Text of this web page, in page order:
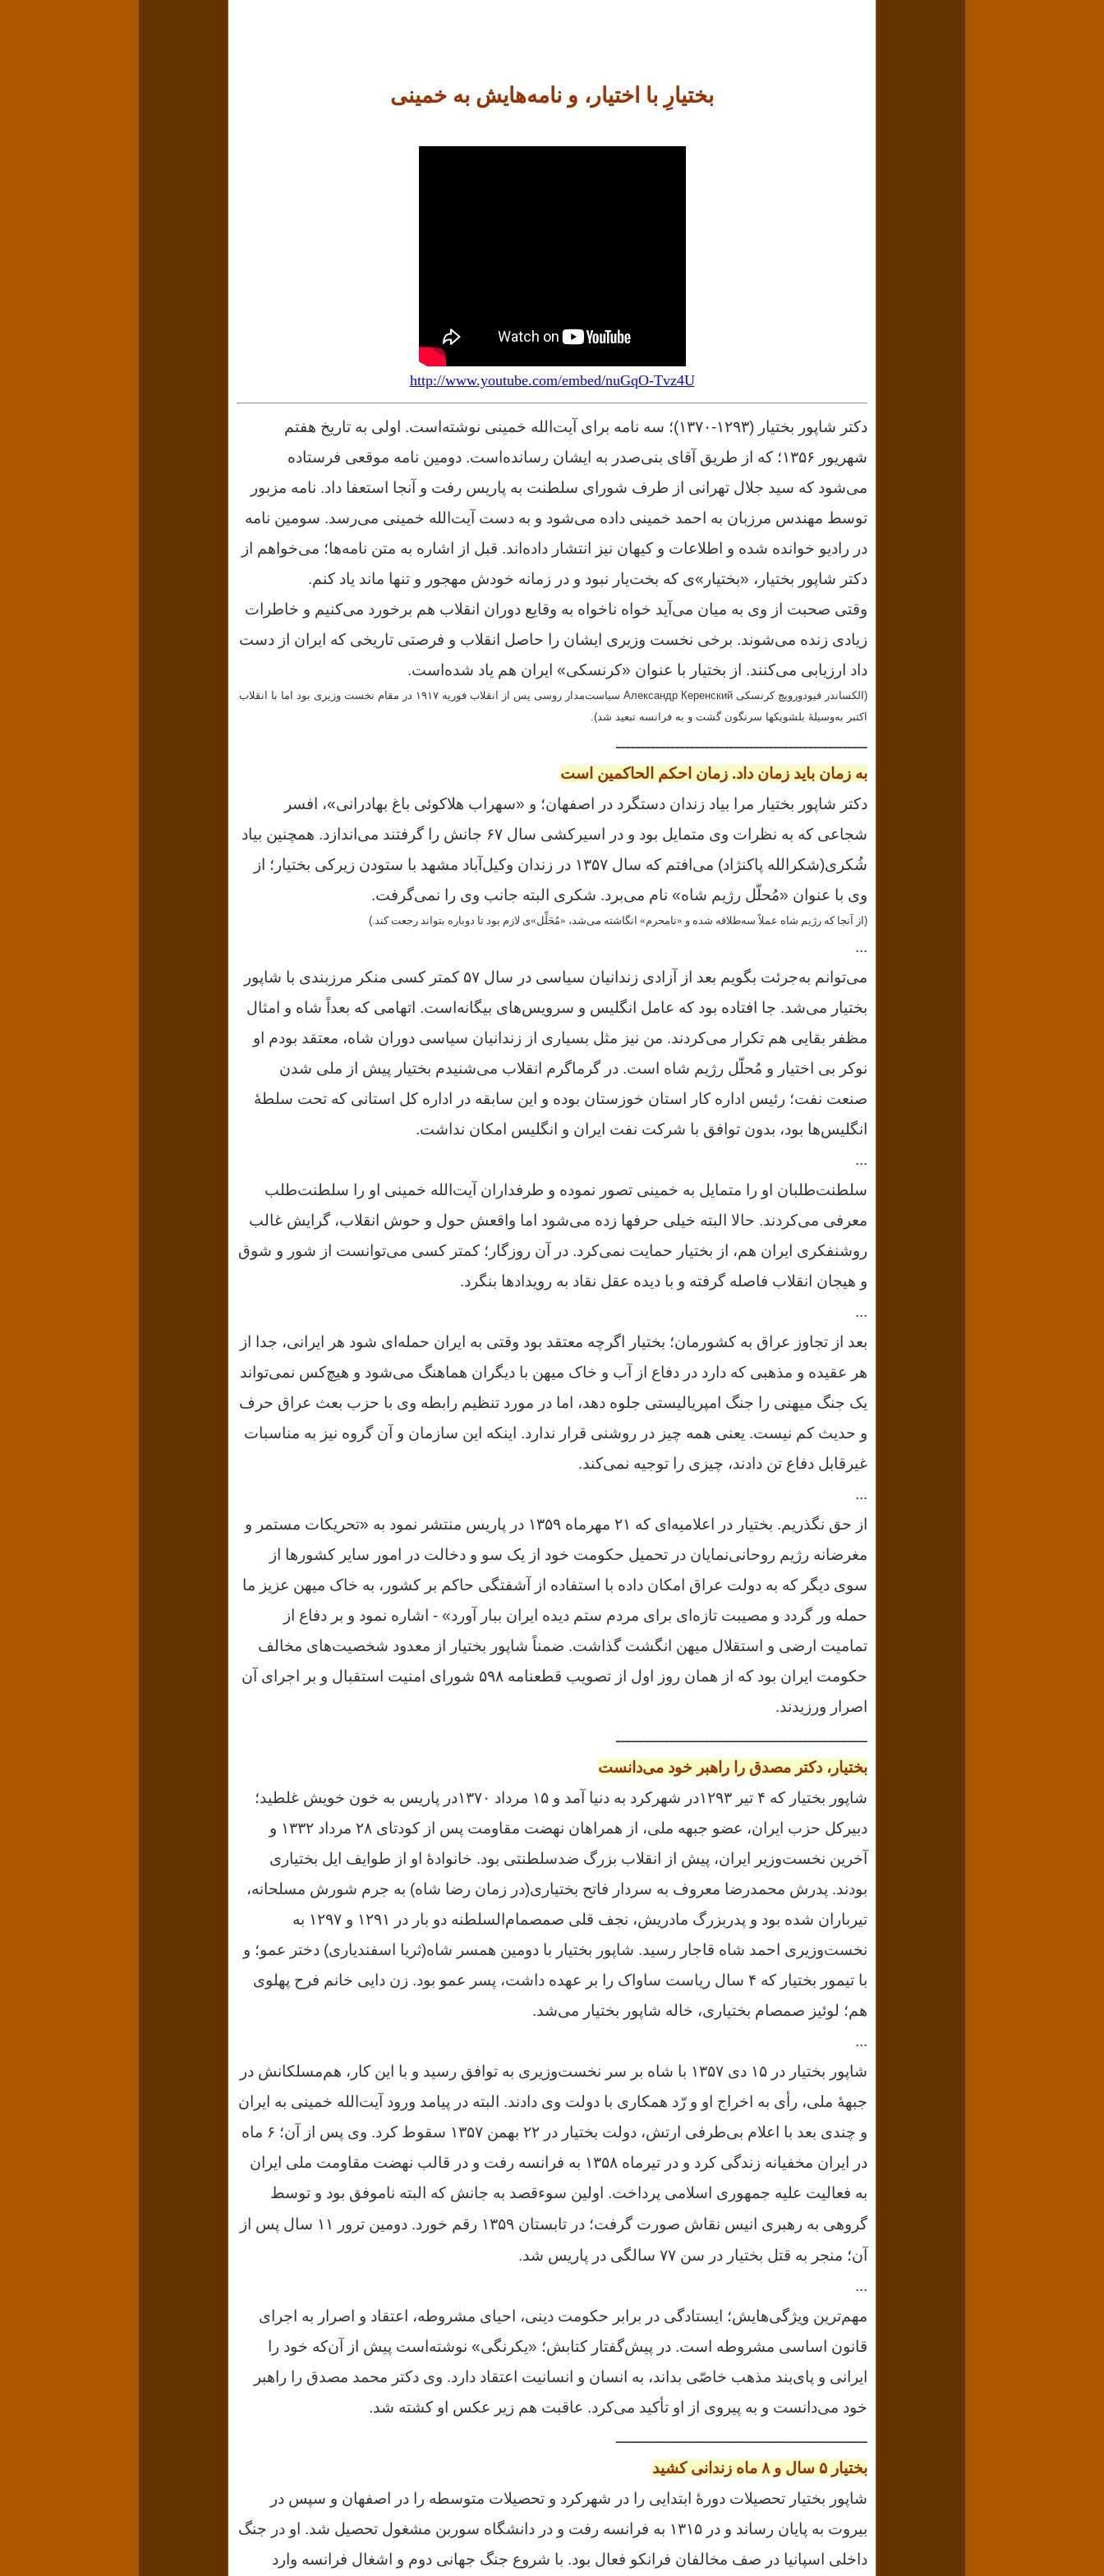
بختیارِ با اختیار، و نامه‌هایش به خمینی
http://www.youtube.com/embed/nuGqO-Tvz4U
دکتر شاپور بختیار (۱۲۹۳-۱۳۷۰)؛ سه نامه برای آیت‌الله خمینی نوشته‌است.
اولی به تاریخ هفتم
شهریور ۱۳۵۶؛ که از طریق آقای بنی‌صدر به ایشان رسانده‌است.
دومین نامه موقعی فرستاده
می‌شود که سید جلال تهرانی از طرف شورای سلطنت به پاریس رفت و آنجا استعفا داد. نامه مزبور
توسط مهندس مرزبان به احمد خمینی داده می‌شود و به دست آیت‌الله خمینی می‌رسد. سومین نامه
در رادیو خوانده شده و اطلاعات و کیهان نیز انتشار داده‌اند. قبل از اشاره به متن نامه‌ها؛ می‌خواهم از
دکتر شاپور بختیار، «بختیار»ی که بخت‌یار نبود و در زمانه خودش مهجور و تنها ماند یاد کنم.
وقتی صحبت از وی به میان می‌آید خواه ناخواه به وقایع دوران انقلاب هم برخورد می‌کنیم و خاطرات
زیادی زنده می‌شوند. برخی نخست وزیری ایشان را حاصل انقلاب و فرصتی تاریخی که ایران از دست
داد ارزیابی می‌کنند. از بختیار با عنوان «کرنسکی» ایران هم یاد شده‌است.
(الکساندر فیودورویچ کرنسکی Александр Керенский سیاست‌مدار روسی پس از انقلاب فوریه ۱۹۱۷ در مقام نخست وزیری بود اما با انقلاب
اکتبر به‌وسیلهٔ بلشویکها سرنگون گشت و به فرانسه تبعید شد).
ـــــــــــــــــــــــــــــــــــــــــــــــــــ
به زمان باید زمان داد. زمان احکم الحاکمین است
دکتر شاپور بختیار مرا بیاد زندان دستگرد در اصفهان؛ و «سهراب هلاکوئی باغ بهادرانی»، افسر
شجاعی که به نظرات وی متمایل بود و در اسیرکشی سال ۶۷ جانش را گرفتند می‌اندازد.
همچنین بیاد
شُکری(شکرالله پاکنژاد) می‌افتم که سال ۱۳۵۷ در زندان وکیل‌آباد مشهد با ستودن زیرکی بختیار؛ از
وی با عنوان «مُحلّل رژیم شاه» نام می‌برد. شکری البته جانب وی را نمی‌گرفت.
( از آنجا که رژیم شاه عملاً سه‌طلاقه شده و «نامحرم» انگاشته می‌شد، «مُحَلِّل»ی لازم بود تا دوباره بتواند رجعت کند. )
...
می‌توانم به‌جرئت بگویم بعد از آزادی زندانیان سیاسی در سال ۵۷ کمتر کسی منکر مرزبندی با شاپور
بختیار می‌شد. جا افتاده بود که عامل انگلیس و سرویس‌های بیگانه‌است. اتهامی که بعداً شاه و امثال
مظفر بقایی هم تکرار می‌کردند. من نیز مثل بسیاری از زندانیان سیاسی دوران شاه، معتقد بودم او
نوکر بی اختیار و مُحلّل رژیم شاه است. در گرماگرم انقلاب می‌شنیدم بختیار پیش از ملی شدن
صنعت نفت؛ رئیس اداره کار استان خوزستان بوده و این سابقه‌ در اداره کل استانی که تحت سلطۀ
انگلیس‌ها بود، بدون توافق با شرکت نفت ایران و انگلیس امکان نداشت.
...
سلطنت‌طلبان او را متمایل به خمینی تصور نموده و طرفداران آیت‌الله خمینی او را سلطنت‌طلب
معرفی می‌کردند. حالا البته خیلی حرفها زده می‌شود اما واقعش حول و حوش انقلاب، گرایش غالب
روشنفکری ایران هم، از بختیار حمایت نمی‌کرد. در آن روزگار؛ کمتر کسی می‌توانست از شور و شوق
و هیجان انقلاب فاصله گرفته و با دیده عقل نقاد به رویدادها بنگرد.
...
بعد از تجاوز عراق به کشورمان؛ بختیار اگرچه معتقد بود وقتی به ایران حمله‌ای شود هر ایرانی، جدا از
هر عقیده و مذهبی که دارد در دفاع از آب و خاک میهن با دیگران هماهنگ می‌شود و هیچ‌کس نمی‌تواند
یک جنگ میهنی را جنگ امپریالیستی جلوه دهد، اما در مورد تنظیم رابطه وی با حزب بعث عراق حرف
و حدیث کم نیست. یعنی همه چیز در روشنی قرار ندارد. اینکه این سازمان و آن گروه نیز به مناسبات
غیرقابل دفاع تن دادند، چیزی را توجیه نمی‌کند.
...
از حق نگذریم. بختیار در اعلامیه‌ای که ۲۱ مهرماه ۱۳۵۹ در پاریس منتشر نمود به «تحریکات مستمر و
مغرضانه رژیم روحانی‌نمایان در تحمیل حکومت خود از یک سو و دخالت در امور سایر کشورها از
سوی دیگر که به دولت عراق امکان داده با استفاده از آشفتگی حاکم بر کشور، به خاک میهن عزیز ما
حمله ور گردد و مصیبت تازه‌ای برای مردم ستم دیده ایران ببار آورد» - اشاره نمود و بر دفاع از
تمامیت ارضی و استقلال میهن انگشت گذاشت. ضمناً شاپور بختیار از معدود شخصیت‌های مخالف
حکومت ایران بود که از همان روز اول از تصویب قطعنامه ۵۹۸ شورای امنیت استقبال و بر اجرای آن
اصرار ورزیدند.
ـــــــــــــــــــــــــــــــــــــــــــــــــــ
بختیار، دکتر مصدق را راهبر خود می‌دانست
شاپور بختیار که ۴ تیر ۱۲۹۳در شهرکرد به دنیا آمد و ۱۵ مرداد ۱۳۷۰در پاریس به خون خویش غلطید؛
دبیرکل حزب ایران، عضو جبهه ملی، از همراهان نهضت مقاومت پس از کودتای ۲۸ مرداد ۱۳۳۲ و
آخرین نخست‌وزیر ایران، پیش از انقلاب بزرگ ضدسلطنتی بود. خانوادهٔ او از طوایف ایل بختیاری
بودند. پدرش محمدرضا معروف به سردار فاتح بختیاری(در زمان رضا شاه) به جرم شورش مسلحانه،
تیرباران شده بود و پدربزرگ مادریش، نجف قلی صمصمام‌السلطنه دو بار در ۱۲۹۱ و ۱۲۹۷ به
نخست‌وزیری احمد شاه قاجار رسید. شاپور بختیار با دومین همسر شاه(ثریا اسفندیاری) دختر عمو؛ و
با تیمور بختیار که ۴ سال ریاست ساواک را بر عهده داشت، پسر عمو بود. زن دایی خانم فرح پهلوی
هم؛ لوئیز صمصام بختیاری، خاله شاپور بختیار می‌شد.
...
شاپور بختیار در ۱۵ دی ۱۳۵۷ با شاه بر سر نخست‌وزیری به توافق رسید و با این کار، هم‌مسلکانش در
جبههٔ ملی، رأی به اخراج او و رّد همکاری با دولت وی دادند. البته در پیامد ورود آیت‌الله خمینی به ایران
و چندی بعد با اعلام بی‌طرفی ارتش، دولت بختیار در ۲۲ بهمن ۱۳۵۷ سقوط کرد.
وی پس از آن؛ ۶ ماه
در ایران مخفیانه زندگی کرد و در تیرماه ۱۳۵۸ به فرانسه رفت و در قالب نهضت مقاومت ملی ایران
به فعالیت علیه جمهوری اسلامی پرداخت. اولین سوءقصد به جانش که البته ناموفق بود و توسط
گروهی به رهبری انیس نقاش صورت گرفت
؛ در تابستان ۱۳۵۹ رقم خورد. دومین ترور ۱۱ سال پس از
آن؛ منجر به قتل بختیار در سن ۷۷ سالگی در پاریس شد.
...
مهم‌ترین ویژگی‌هایش؛ ایستادگی در برابر حکومت دینی، احیای مشروطه، اعتقاد و اصرار به اجرای
قانون اساسی مشروطه است. در پیش‌گفتار کتابش؛ «یکرنگی» نوشته‌است پیش از آن‌که خود را
ایرانی و پای‌بند مذهب خاصّی بداند، به انسان و انسانیت اعتقاد دارد. وی دکتر محمد مصدق را راهبر
خود می‌دانست و به پیروی از او تأکید می‌کرد. عاقبت هم زیر عکس او کشته شد.
ـــــــــــــــــــــــــــــــــــــــــــــــــــ
بختیار ۵ سال و ۸ ماه زندانی کشید
شاپور بختیار تحصیلات دورهٔ ابتدایی را در شهرکرد و تحصیلات متوسطه را در اصفهان و سپس در
بیروت به پایان رساند و در ۱۳۱۵ به فرانسه رفت و در دانشگاه سوربن مشغول تحصیل شد. او در جنگ
داخلی اسپانیا در صف مخالفان فرانکو فعال بود. با شروع جنگ جهانی دوم و اشغال فرانسه وارد